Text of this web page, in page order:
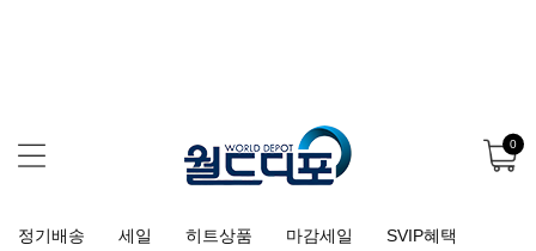
0
정기배송 세일 히트상품 마감세일 SVIP혜택